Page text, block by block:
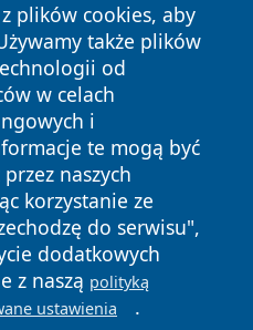
plików cookies, aby
także plików
od
w celach
i
te mogą być
naszych
korzystanie ze
do serwisu",
dodatkowych
z naszą polityką
ustawienia .
Wszystkie prawa
Polityka
Cookies